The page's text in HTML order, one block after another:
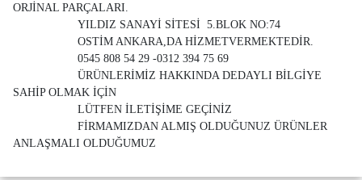
ORJİNAL PARÇALARI.
YILDIZ SANAYİ SİTESİ 5.BLOK NO:74
OSTİM ANKARA,DA HİZMETVERMEKTEDİR.
0545 808 54 29 -0312 394 75 69
ÜRÜNLERİMİZ HAKKINDA DEDAYLI BİLGİYE
SAHİP OLMAK İÇİN
LÜTFEN İLETİŞİME GEÇİNİZ
FİRMAMIZDAN ALMIŞ OLDUĞUNUZ ÜRÜNLER
ANLAŞMALI OLDUĞUMUZ